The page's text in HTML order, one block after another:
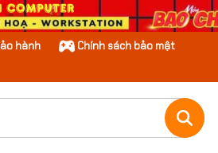
hành
Chính sách bảo mật